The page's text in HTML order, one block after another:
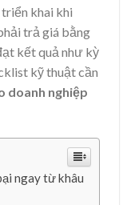
khai khi
trả giá bằng
kết quả như kỳ
kỹ thuật cần
doanh nghiệp
ngay từ khâu